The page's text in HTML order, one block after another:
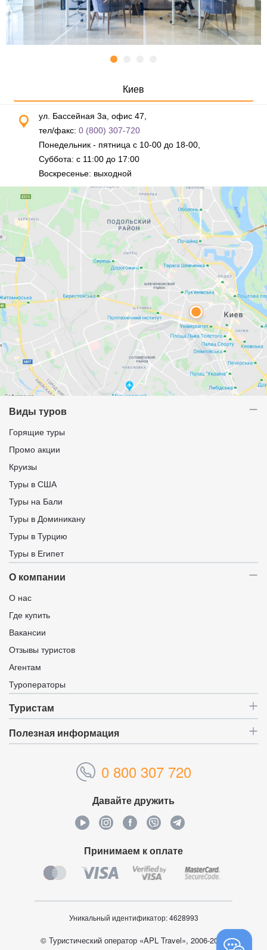
Киев
ул. Бассейная 3а, офис 47,
тел/факс: 0 (800) 307-720
Понедельник - пятница с 10-00 до 18-00,
Суббота: с 11:00 до 17:00
Воскресенье: выходной
Виды туров
Горящие туры
Промо акции
Круизы
Туры в США
Туры на Бали
Туры в Доминикану
Туры в Турцию
Туры в Египет
О компании
О нас
Где купить
Вакансии
Отзывы туристов
Агентам
Туроператоры
Туристам
Полезная информация
0 800 307 720
Давайте дружить
Принимаем к оплате
Уникальный идентификатор:4628993
© Туристический оператор «APL Travel», 2006-2026